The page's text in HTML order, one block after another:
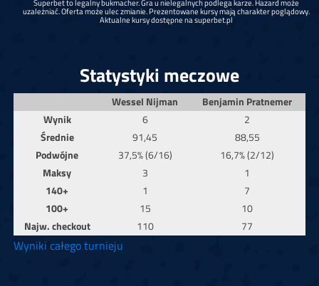
Superbet to legalny bukmacher. Gra u nielegalnych podlega karze. Hazard może
uzależniać. Oferta może ulec zmianie. Prezentowane kursy mają charakter poglądowy.
Aktualne kursy dostępne na superbet.pl
Statystyki meczowe
Wessel Nijman
Benjamin Pratnemer
Wynik
6
2
Średnie
91,45
88,55
Podwójne
37,5% (6/16)
16,7% (2/12)
Maksy
3
1
140+
1
7
100+
15
10
Najw. checkout
110 77
Wyniki całego turnieju